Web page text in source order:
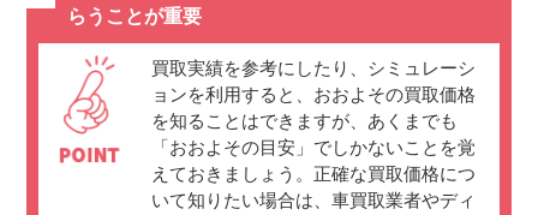
らうことが重要
買取実績を参考にしたり、シミュレーシ
ョンを利用すると、おおよその買取価格
を知ることはできますが、あくまでも
「おおよその目安」でしかないことを覚
えておきましょう。正確な買取価格につ
いて知りたい場合は、車買取業者やディ